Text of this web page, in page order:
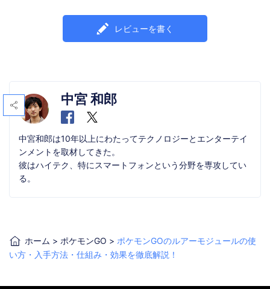
レビューを書く
中宮 和郎
中宮和郎は10年以上にわたってテクノロジーとエンターテイ
ンメントを取材してきた。
彼はハイテク、特にスマートフォンという分野を専攻してい
る。
ホーム > ポケモンGO > ポケモンGOのルアーモジュールの使
い方・入手方法・仕組み・効果を徹底解説！